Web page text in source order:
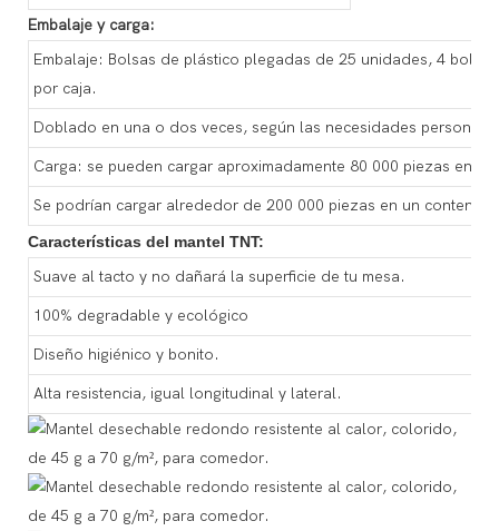
Embalaje y carga:
Embalaje: Bolsas de plástico plegadas de 25 unidades, 4
por caja.
Doblado en una o dos veces, según las necesidades
Carga: se pueden cargar aproximadamente 80 000 piezas en
Se podrían cargar alrededor de 200 000 piezas en un
Características del mantel TNT:
Suave al tacto y no dañará la superficie de tu mesa.
100% degradable y ecológico
Diseño higiénico y bonito.
Alta resistencia, igual longitudinal y lateral.